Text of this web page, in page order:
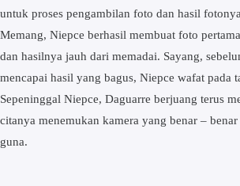
untuk proses pengambilan foto dan hasil
Memang, Niepce berhasil membuat foto
dan hasilnya jauh dari memadai. Sayang,
mencapai hasil yang bagus, Niepce wafat pada
Sepeninggal Niepce, Daguarre berjuang terus
citanya menemukan kamera yang benar –
guna.